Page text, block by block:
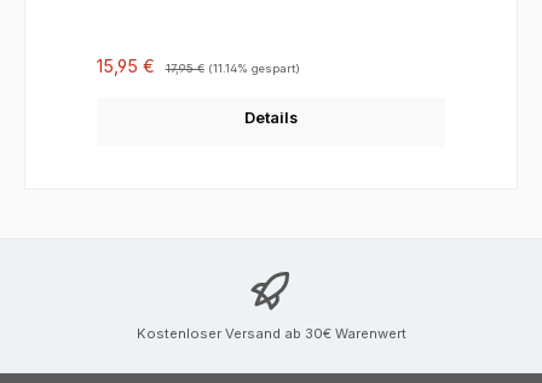
Verkaufspreis:
15,95 € 17,95 € (11.14% gespart)
Details
Kostenloser Versand ab 30€ Warenwert